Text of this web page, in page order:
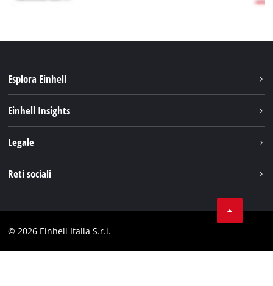
Esplora Einhell
Chi siamo
Einhell Insights
Einhell prodotti
Legale
Comformità
Reti sociali
Linkedin
© 2026 Einhell Italia S.r.l.